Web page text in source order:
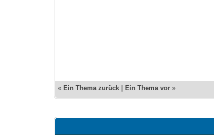
« Ein Thema zurück Ein Thema vor »